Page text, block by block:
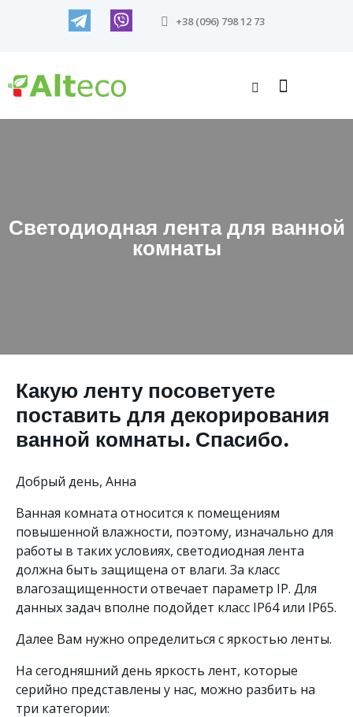
+38 (096) 798 12 73
Светодиодная лента для ванной
комнаты
Какую ленту посоветуете
поставить для декорирования
ванной комнаты. Спасибо.
Добрый день, Анна
Ванная комната относится к помещениям
повышенной влажности, поэтому, изначально для
работы в таких условиях, светодиодная лента
должна быть защищена от влаги. За класс
влагозащищенности отвечает параметр IP. Для
данных задач вполне подойдет класс IP64 или IP65.
Далее Вам нужно определиться с яркостью ленты.
На сегодняшний день яркость лент, которые
серийно представлены у нас, можно разбить на
три категории: